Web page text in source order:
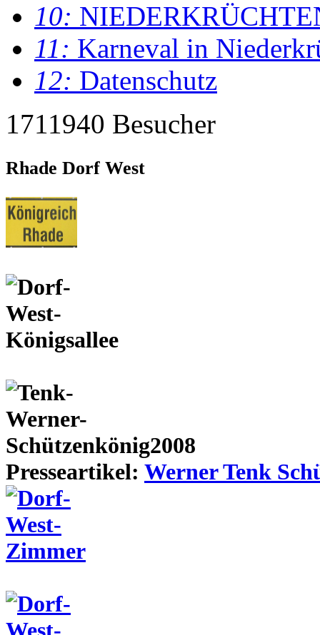
10:
11: Karneval in
12: Datenschutz
1711940 Besucher
Rhade Dorf West
Presseartikel: Werner Tenk